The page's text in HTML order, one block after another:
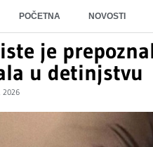
POČETNA NOVOSTI
je
u detinjstvu
2026